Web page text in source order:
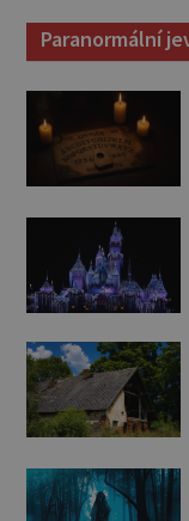
Paranormální